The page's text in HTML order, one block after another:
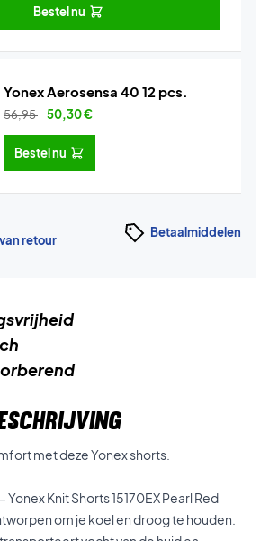
Bestel nu
Yonex Aerosensa 40 12 pcs.
56,95 50,30€
Bestel nu
retour
Betaalmiddelen
met deze Yonex shorts.
Yonex Knit Shorts 15170EX Pearl Red
om je koel en droog te houden.